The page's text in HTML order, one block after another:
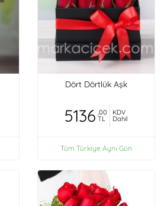
Dört Dörtlük Aşk
5136 ,00
TL
KDV
Dahil
Tüm Türkiye Aynı Gün